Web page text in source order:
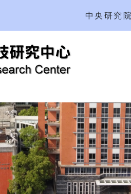
中央研究院